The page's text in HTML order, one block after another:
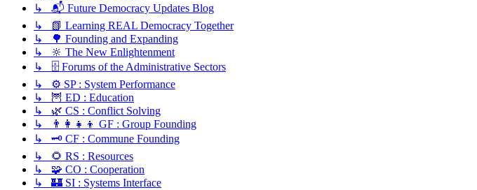
↳ 📬 Future Democracy Updates Blog
↳ 📗 Learning REAL Democracy Together
↳ 🌳 Founding and Expanding
↳ 🔆 The New Enlightenment
↳ 🗄️ Forums of the Administrative Sectors
↳ ⚙️ SP : System Performance
↳ 🦉 ED : Education
↳ 🌿 CS : Conflict Solving
↳ 👨‍👩‍👧‍👦 GF : Group Founding
↳ 🗝️ CF : Commune Founding
↳ 🌻 RS : Resources
↳ 🧩 CO : Cooperation
↳ 🏰 SI : Systems Interface